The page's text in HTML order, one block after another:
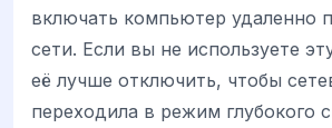
включать компьютер удаленно
сети. Если вы не используете
её лучше отключить, чтобы
переходила в режим глубокого